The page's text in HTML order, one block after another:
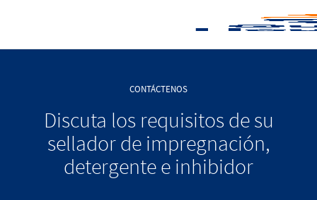
CONTÁCTENOS
Discuta los requisitos de su
sellador de impregnación,
detergente e inhibidor